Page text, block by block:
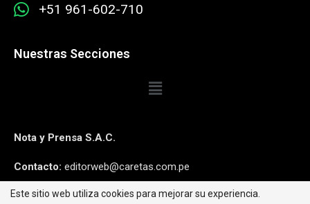
+51 961-602-710
Nuestras Secciones
Nota y Prensa S.A.C.
Contacto: editorweb@caretas.com.pe
Síguenos:
Este sitio web utiliza cookies para mejorar su experiencia.